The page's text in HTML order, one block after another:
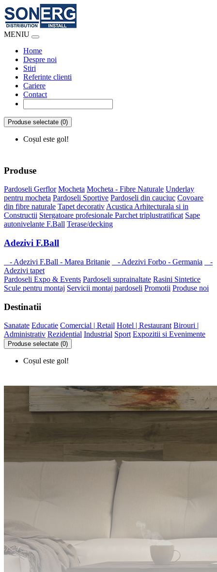
MENIU
Home
Despre noi
Stiri
Referinte clienti
Cariere
Contact
Produse selectate (0)
Coșul este gol!
Produse
Pardoseli Gerflor Mocheta Mocheta - Fibre Naturale Underlay
pentru mocheta Pardoseli Sportive Pardoseli din cauciuc Covoare
din fibre naturale Tapet decorativAcustica Arhitecturala si in
Constructii Stergatoare profesionale Parchet triplustratificat Sape
autonivelante F.Ball Terase/decking
Adezivi F.Ball
- Adezivi F.Ball - Marea Britanie - Adezivi Forbo - Germania
-
Adezivi tapet
Pardoseli Expo & Events Pardoseli suprainaltate Rasini Sintetice
Scule pentru montaj Servicii montaj pardoseli Promotii Produse noi
Destinatii
Sanatate Educatie Comercial | Retail Hotel | Restaurant Birouri |
Administrativ Rezidential Industrial Sport Expozitii si Evenimente
Produse selectate (0)
Coșul este gol!